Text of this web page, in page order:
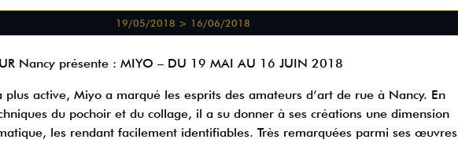
19/05/2018 > 16/06/2018
Nancy présente : MIYO – DU 19 MAI AU 16 JUIN 2018
plus active, Miyo a marqué les esprits des amateurs d’art de rue à Nancy. En
du pochoir et du collage, il a su donner à ses créations une dimension
les rendant facilement identifiables. Très remarquées parmi ses œuvres